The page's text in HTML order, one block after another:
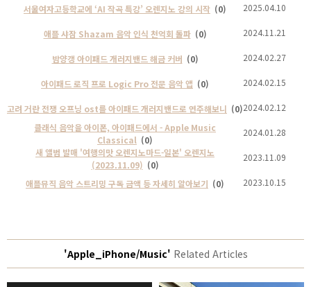
서울여자고등학교에 ‘AI 작곡 특강’ 오렌지노 강의 시작 (0) 2025.04.10
애플 샤잠 Shazam 음악 인식 천억회 돌파 (0) 2024.11.21
밤양갱 아이패드 개러지밴드 해금 커버 (0) 2024.02.27
아이패드 로직 프로 Logic Pro 전문 음악 앱 (0) 2024.02.15
고려 거란 전쟁 오프닝 ost를 아이패드 개러지밴드로 연주해보니 (0)2024.02.12
클래식 음악을 아이폰, 아이패드에서 - Apple Music
Classical (0)
2024.01.28
새 앨범 발매 '여행의맛 오렌지노마드-일본' 오렌지노
(2023.11.09) (0)
2023.11.09
애플뮤직 음악 스트리밍 구독 금액 등 자세히 알아보기 (0) 2023.10.15
'Apple_iPhone/Music' Related Articles